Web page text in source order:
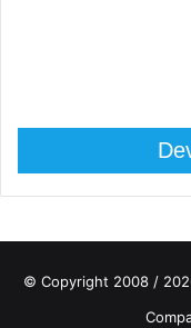
© Copyright 2008 /